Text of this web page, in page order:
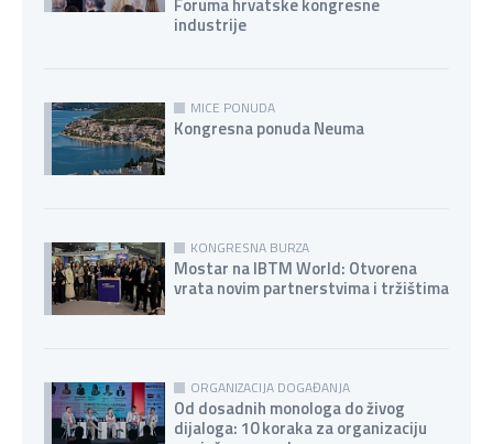
industrije
MICE PONUDA
Kongresna ponuda Neuma
KONGRESNA BURZA
Mostar na IBTM World: Otvorena
vrata novim partnerstvima i tržištima
ORGANIZACIJA DOGAĐANJA
Od dosadnih monologa do živog
dijaloga: 10 koraka za organizaciju